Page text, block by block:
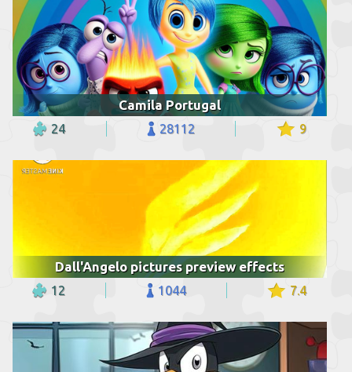
Camila Portugal
24 28112 9
Dall'Angelo pictures preview effects
12 1044 7.4